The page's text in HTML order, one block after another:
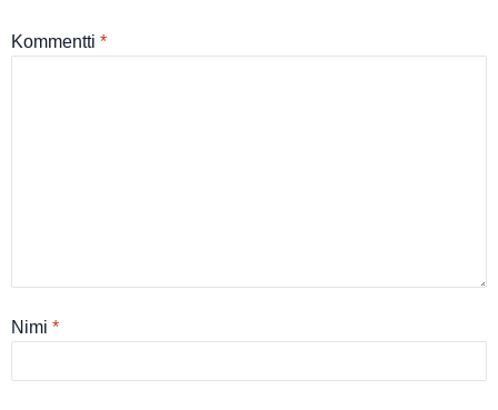
Kommentti *
Nimi *